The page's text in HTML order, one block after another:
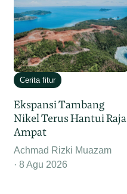
Cerita fitur
Ekspansi Tambang
Nikel Terus Hantui Raja
Ampat
Achmad Rizki Muazam
8 Agu 2026